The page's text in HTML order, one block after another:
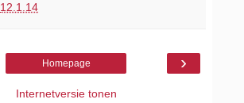
12.1.14
›
Homepage
Internetversie tonen